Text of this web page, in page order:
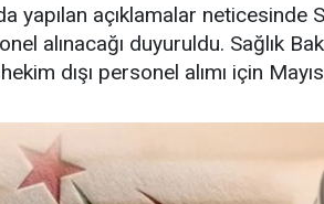
yapılan açıklamalar neticesinde
alınacağı duyuruldu. Sağlık
dışı personel alımı için